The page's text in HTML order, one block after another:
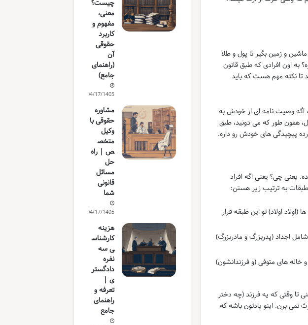
و زمین بگیر تا پول و طلا
به اون افرادی که طبق قانون
تا نکته مهم هست که باید
اگه وصیت نامه ای از خودش به
همون طور که می دونید، طبق
پیچیدگی های خودش رو داره.
یعنی چی؟ یعنی اگه افراد
به ترتیب زیر هستن:
اولاد) تو این طبقه قرار
اجداد (پدربزرگ و مادربزرگ)
خاله های متوفی (و فرزندانشون)
وقتی که یه فرزند (چه دختر
نمی برن. اینو یادتون باشه که
چیست؟
معنی،
مفهوم و
کاربرد
حقوقی
آن
(راهنمای
جامع)
04/17/1405
مشاوره
حقوقی با
وکیل
متخص
ص | راه
حل
مسائل
قانونی
شما
04/17/1405
هزینه
کارشناس
ی سه
نفره
دادگستر
ی |
تعرفه و
راهنمای
جامع